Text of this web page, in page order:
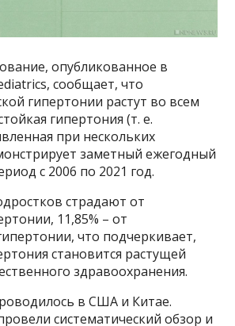
опубликованное в
сообщает, что
гипертонии растут во всем
гипертония (т. е.
при нескольких
заметный ежегодный
с 2006 по 2021 год.
страдают от
11,85% – от
что подчеркивает,
становится растущей
здравоохранения.
в США и Китае.
систематический обзор и